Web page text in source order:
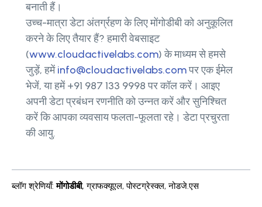
बनाती हैं।
उच्च-मात्रा डेटा अंतर्ग्रहण के लिए मोंगोडीबी को अनुकूलित
करने के लिए तैयार हैं? हमारी वेबसाइट
(www.cloudactivelabs.com) के माध्यम से हमसे
जुड़ें, हमेंinfo@cloudactivelabs.comपर एक ईमेल
भेजें, या हमें +91 987 133 9998 पर कॉल करें। आइए
अपनी डेटा प्रबंधन रणनीति को उन्नत करें और सुनिश्चित
करें कि आपका व्यवसाय फलता-फूलता रहे। डेटा प्रचुरता
की आयु.
ब्लॉग श्रेणियाँ: मोंगोडीबी, ग्राफक्यूएल,पोस्टग्रेस्क्ल,नोडजे.एस